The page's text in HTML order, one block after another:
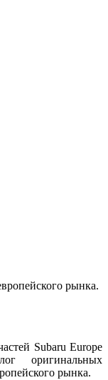
рынка.
Subaru Europe
оригинальных
рынка.